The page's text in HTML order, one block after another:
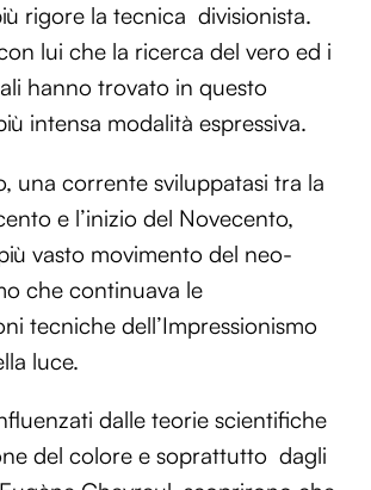
rigore la tecnica divisionista.
lui che la ricerca del vero ed i
hanno trovato in questo
intensa modalità espressiva.
una corrente sviluppatasi tra la
e l’inizio del Novecento,
vasto movimento del neo-
che continuava le
tecniche dell’Impressionismo
luce.
dalle teorie scientifiche
del colore e soprattutto dagli